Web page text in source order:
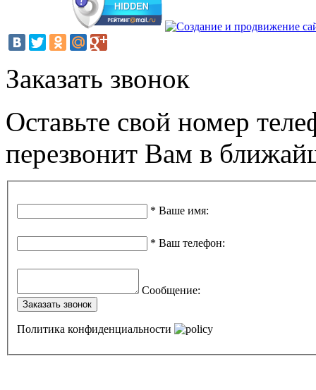
Заказать звонок
Оставьте свой номер
перезвонит Вам в
* Ваше имя:
* Ваш телефон:
Сообщение:
Заказать звонок
Политика конфиденциальности